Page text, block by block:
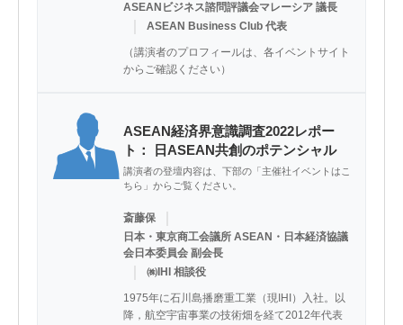
ASEANビジネス諮問評議会マレーシア 議長
ASEAN Business Club 代表
（講演者のプロフィールは、各イベントサイト
からご確認ください）
ASEAN経済界意識調査2022レポー
ト： 日ASEAN共創のポテンシャル
講演者の登壇内容は、下部の「主催社イベントはこ
ちら」からご覧ください。
斎藤保
日本・東京商工会議所 ASEAN・日本経済協議
会日本委員会 副会長
㈱IHI 相談役
1975年に石川島播磨重工業（現IHI）入社。以
降，航空宇宙事業の技術畑を経て2012年代表